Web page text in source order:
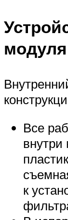
Все
внутри
к